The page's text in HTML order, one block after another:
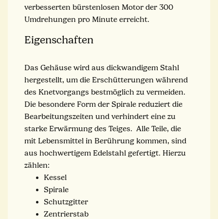
verbesserten bürstenlosen Motor der 300
Umdrehungen pro Minute erreicht.
Eigenschaften
Das Gehäuse wird aus dickwandigem Stahl
hergestellt, um die Erschütterungen während
des Knetvorgangs bestmöglich zu vermeiden.
Die besondere Form der Spirale reduziert die
Bearbeitungszeiten und verhindert eine zu
starke Erwärmung des Teiges. Alle Teile, die
mit Lebensmittel in Berührung kommen, sind
aus hochwertigem Edelstahl gefertigt. Hierzu
zählen:
Kessel
Spirale
Schutzgitter
Zentrierstab